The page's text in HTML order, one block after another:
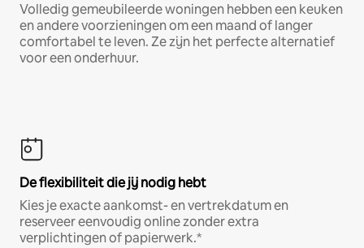
Volledig gemeubileerde woningen hebben een keuken
en andere voorzieningen om een maand of langer
comfortabel te leven. Ze zijn het perfecte alternatief
voor een onderhuur.
De flexibiliteit die jij nodig hebt
Kies je exacte aankomst- en vertrekdatum en
reserveer eenvoudig online zonder extra
verplichtingen of papierwerk.*